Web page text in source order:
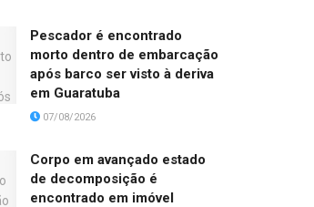
Pescador é encontrado
morto dentro de embarcação
após barco ser visto à deriva
em Guaratuba
07/08/2026
Corpo em avançado estado
de decomposição é
encontrado em imóvel